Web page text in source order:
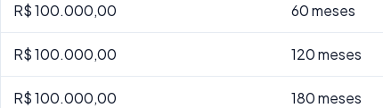
R$ 100.000,00 60 meses
R$ 100.000,00 120 meses
R$ 100.000,00 180 meses